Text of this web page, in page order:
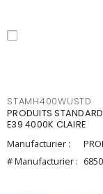
STAMH400WUSTD
PRODUITS
E39 4000K CLAIRE
Manufacturier :
# Manufacturier :